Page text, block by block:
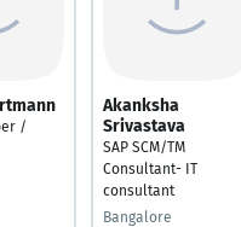
/
Akanksha
Srivastava
SAP SCM/TM
Consultant- IT
consultant
Bangalore